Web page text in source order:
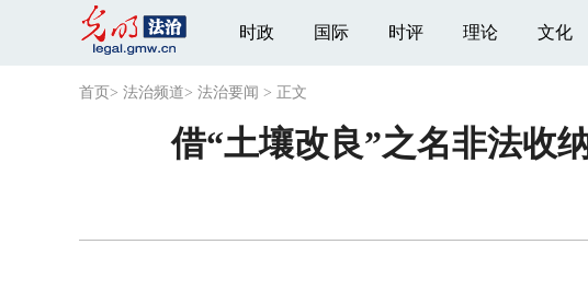
时政 国际 时评 理论 文化
首页 > 法治频道> 法治要闻 > 正文
借“土壤改良”之名非法收